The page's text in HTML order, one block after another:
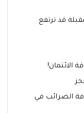
قد ترتفع
الائتمان!
الضرائب في